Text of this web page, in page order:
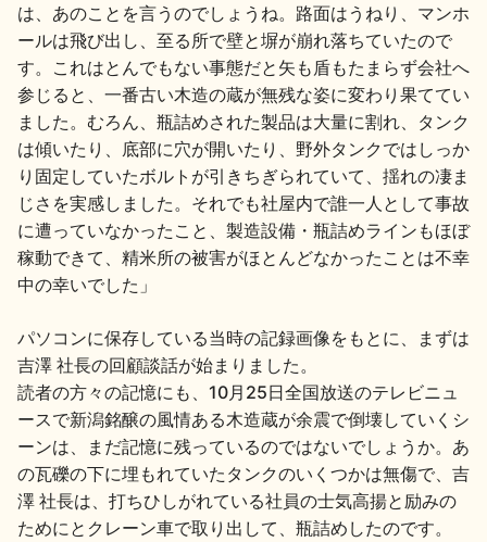
地酒川柳 地酒小説
日本酒の楽しみ方特集
イベント情報TOP 新商品・おすすめ商品
は、あのことを言うのでしょうね。路面はうねり、マンホ
ールは飛び出し、至る所で壁と塀が崩れ落ちていたので
す。これはとんでもない事態だと矢も盾もたまらず会社へ
参じると、一番古い木造の蔵が無残な姿に変わり果ててい
ました。むろん、瓶詰めされた製品は大量に割れ、タンク
は傾いたり、底部に穴が開いたり、野外タンクではしっか
り固定していたボルトが引きちぎられていて、揺れの凄ま
じさを実感しました。それでも社屋内で誰一人として事故
に遭っていなかったこと、製造設備・瓶詰めラインもほぼ
稼動できて、精米所の被害がほとんどなかったことは不幸
中の幸いでした」
パソコンに保存している当時の記録画像をもとに、まずは
吉澤 社長の回顧談話が始まりました。
読者の方々の記憶にも、10月25日全国放送のテレビニュ
ースで新潟銘醸の風情ある木造蔵が余震で倒壊していくシ
ーンは、まだ記憶に残っているのではないでしょうか。あ
の瓦礫の下に埋もれていたタンクのいくつかは無傷で、吉
澤 社長は、打ちひしがれている社員の士気高揚と励みの
ためにとクレーン車で取り出して、瓶詰めしたのです。